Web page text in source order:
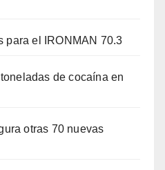
para el IRONMAN 70.3
de cocaína en
otras 70 nuevas